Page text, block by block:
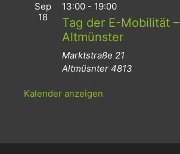
Sep
18
13:00 - 19:00
Tag der E-Mobilität –
Altmünster
Marktstraße 21
Altmüsnter 4813
Kalender anzeigen